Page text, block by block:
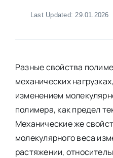
Last Updated: 29.01.2026
Разные свойства
механических
изменением
полимера, как предел
Механические же
молекулярного веса
растяжении,